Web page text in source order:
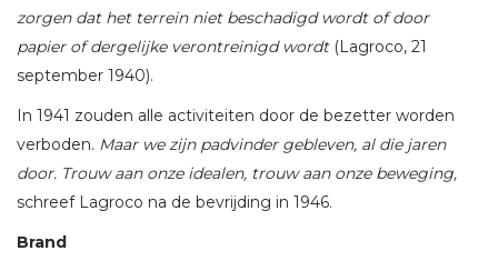
zorgen dat het terrein niet beschadigd wordt of door
papier of dergelijke verontreinigd wordt (Lagroco, 21
september 1940).
In 1941 zouden alle activiteiten door de bezetter worden
verboden. Maar we zijn padvinder gebleven, al die jaren
door. Trouw aan onze idealen, trouw aan onze beweging,
schreef Lagroco na de bevrijding in 1946.
Brand